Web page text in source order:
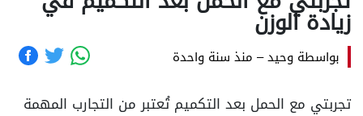
زيادة الوزن
بواسطة وحيد– منذ سنة واحدة
تجربتي مع الحمل بعد التكميم تُعتبر من التجارب المهمة